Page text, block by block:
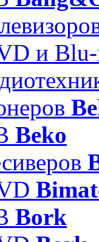
и
Beko
Bork